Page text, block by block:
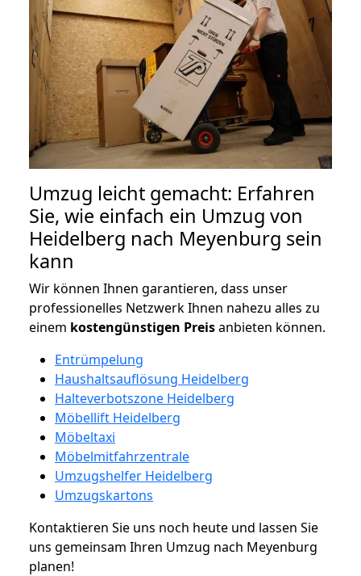
Umzug leicht gemacht: Erfahren
Sie, wie einfach ein Umzug von
Heidelberg nach Meyenburg sein
kann
Wir können Ihnen garantieren, dass unser
professionelles Netzwerk Ihnen nahezu alles zu
einem kostengünstigen Preisanbieten können.
Entrümpelung
Haushaltsauflösung Heidelberg
Halteverbotszone Heidelberg
Möbellift Heidelberg
Möbeltaxi
Möbelmitfahrzentrale
Umzugshelfer Heidelberg
Umzugskartons
Kontaktieren Sie uns noch heute und lassen Sie
uns gemeinsam Ihren Umzug nach Meyenburg
planen!